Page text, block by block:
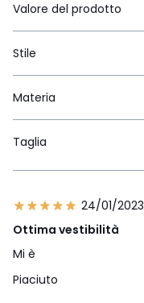
Valore del prodotto
Stile
Materia
Taglia
24/01/2023
Ottima vestibilità
Mi è
Piaciuto